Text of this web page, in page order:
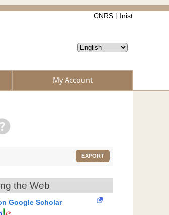
CNRS Inist
My Account
EXPORT
the Web
Google Scholar